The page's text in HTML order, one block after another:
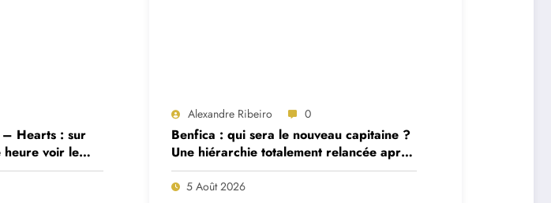
Hearts : sur
heure voir le
Alexandre Ribeiro 0
Benfica : qui sera le nouveau capitaine ?
Une hiérarchie totalement relancée après
deux départs majeurs
5 Août 2026